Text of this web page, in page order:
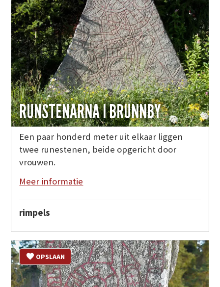
RUNSTENARNA I BRUNNBY
Een paar honderd meter uit elkaar liggen
twee runestenen, beide opgericht door
vrouwen.
Meer informatie
rimpels
OPSLAAN